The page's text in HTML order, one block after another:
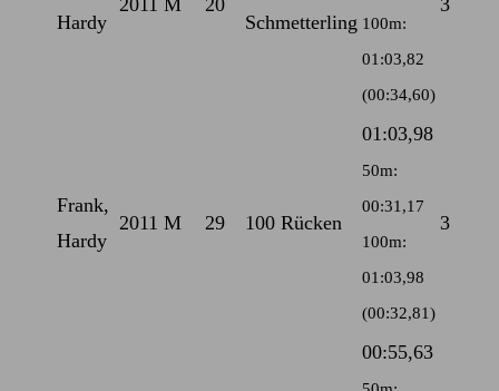
Hardy
2011 M 20
Schmetterling 100m:
01:03,82
(00:34,60)
3
Frank,
Hardy
2011 M 29 100 Rücken
01:03,98
50m:
00:31,17
100m:
01:03,98
(00:32,81)
3
00:55,63